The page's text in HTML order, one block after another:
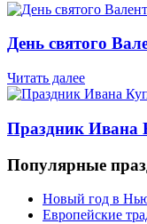
День святого
Читать далее
Праздник Ивана
Популярные
Новый год в
Европейские